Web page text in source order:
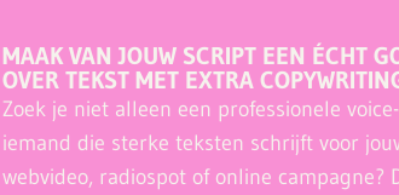
MAAK VAN JOUW SCRIPT EEN ÉCHT
OVER TEKST MET EXTRA
Zoek je niet alleen een professionele
iemand die sterke teksten schrijft voor
webvideo, radiospot of online campagne?